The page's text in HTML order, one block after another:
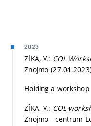
2023
ZÍKA, V.: COL
Znojmo (27.04.2023)
Holding a workshop
ZÍKA, V.: COL-
Znojmo - centrum